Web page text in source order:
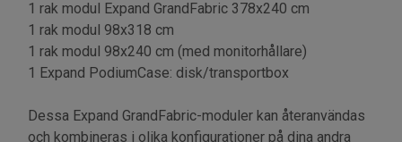
1 rak modul Expand GrandFabric 378x240 cm
1 rak modul 98x318 cm
1 rak modul 98x240 cm (med monitorhållare)
1 Expand PodiumCase: disk/transportbox
Dessa Expand GrandFabric-moduler kan återanvändas
och kombineras i olika konfigurationer på dina andra